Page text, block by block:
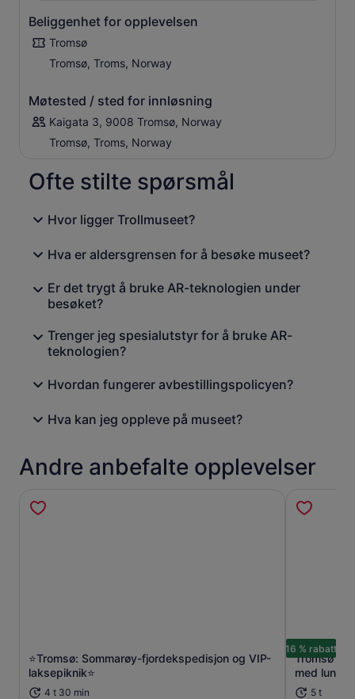
Beliggenhet for opplevelsen
Tromsø
Tromsø, Troms, Norway
Møtested / sted for innløsning
Kaigata 3, 9008 Tromsø, Norway
Tromsø, Troms, Norway
Ofte stilte spørsmål
Hvor ligger Trollmuseet?
Hva er aldersgrensen for å besøke museet?
Er det trygt å bruke AR-teknologien under
besøket?
Trenger jeg spesialutstyr for å bruke AR-
teknologien?
Hvordan fungerer avbestillingspolicyen?
Hva kan jeg oppleve på museet?
Andre anbefalte opplevelser
⭐Tromsø: Sommarøy-fjordekspedisjon og VIP-
laksepiknik⭐
4 t 30 min
Åpnes i en ny fane
16 % rabatt
Tromsø
med lunsj
5 t